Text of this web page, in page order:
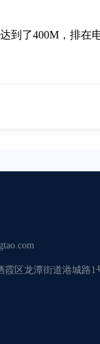
到了400M，排在
霞区龙潭街道港城路1